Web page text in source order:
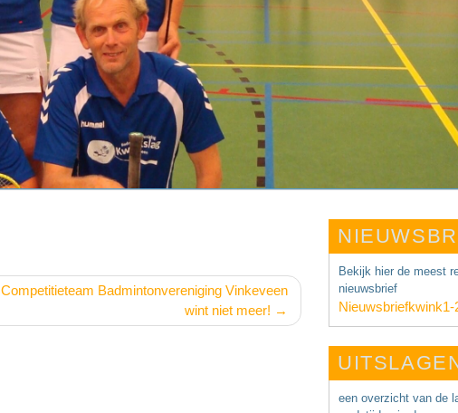
Competitieteam Badmintonvereniging Vinkeveen
wint niet meer!
Bekijk hier de meest
nieuwsbrief
Nieuwsbriefkwink1-
een overzicht van de